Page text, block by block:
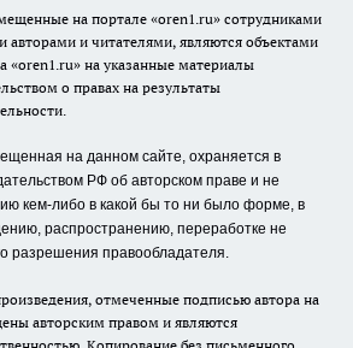
на портале «oren1.ru» сотрудниками
авторами и читателями, являются объектами
«oren1.ru» на указанные материалы
о правах на результаты
на данном сайте, охраняется в
РФ об авторском праве и не
кем-либо в какой бы то ни было форме, в
распространению, переработке не
разрешения правообладателя.
отмеченные подписью автора на
авторским правом и являются